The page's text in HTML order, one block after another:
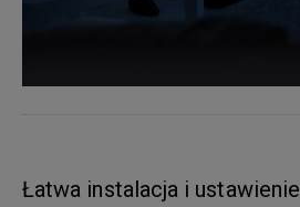
Łatwa instalacja i ustawienie